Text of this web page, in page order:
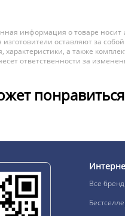
информация о товаре
оставляют за
характеристики, а также
ответственности за
понравиться
Все